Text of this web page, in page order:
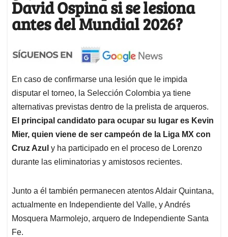
David Ospina si se lesiona
antes del Mundial 2026?
En caso de confirmarse una lesión que le impida
disputar el torneo, la Selección Colombia ya tiene
alternativas previstas dentro de la prelista de arqueros.
El principal candidato para ocupar su lugar es Kevin
Mier, quien viene de ser campeón de la Liga MX con
Cruz Azul y ha participado en el proceso de Lorenzo
durante las eliminatorias y amistosos recientes.
Junto a él también permanecen atentos Aldair Quintana,
actualmente en Independiente del Valle, y Andrés
Mosquera Marmolejo, arquero de Independiente Santa
Fe.